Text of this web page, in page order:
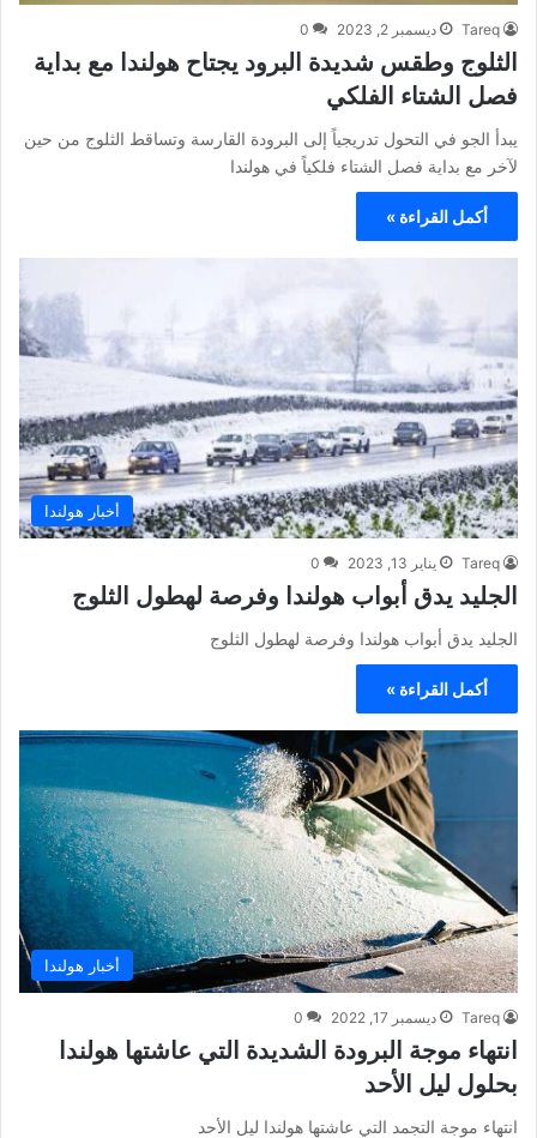
Tareq ديسمبر 2, 2023 0
الثلوج وطقس شديدة البرود يجتاح هولندا مع بداية
فصل الشتاء الفلكي
يبدأ الجو في التحول تدريجياً إلى البرودة القارسة وتساقط الثلوج من حين
لآخر مع بداية فصل الشتاء فلكياً في هولندا
أكمل القراءة »
أخبار هولندا
Tareq يناير 13, 2023 0
الجليد يدق أبواب هولندا وفرصة لهطول الثلوج
الجليد يدق أبواب هولندا وفرصة لهطول الثلوج
أكمل القراءة »
أخبار هولندا
Tareq ديسمبر 17, 2022 0
انتهاء موجة البرودة الشديدة التي عاشتها هولندا
بحلول ليل الأحد
انتهاء موجة التجمد التي عاشتها هولندا ليل الأحد